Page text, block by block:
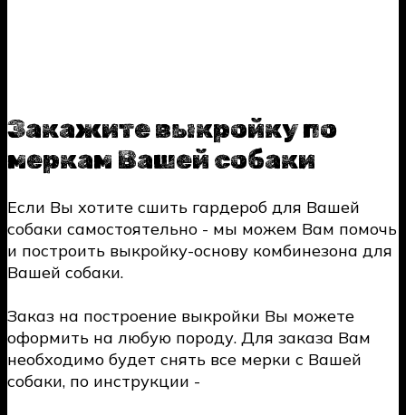
Закажите выкройку по
меркам Вашей собаки
Если Вы хотите сшить гардероб для Вашей
собаки самостоятельно - мы можем Вам помочь
и построить выкройку-основу комбинезона для
Вашей собаки.
Заказ на построение выкройки Вы можете
оформить на любую породу. Для заказа Вам
необходимо будет снять все мерки с Вашей
собаки, по инструкции -